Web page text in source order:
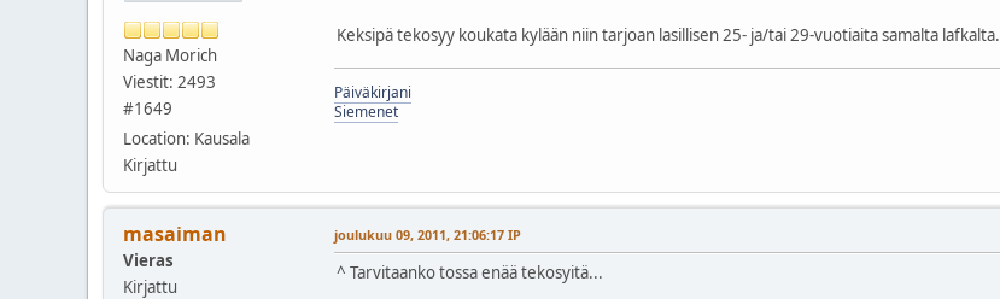
Naga Morich
Viestit: 2493
#1649
Location: Kausala
Kirjattu
Keksipä tekosyy koukata kylään niin tarjoan lasillisen 25- ja/tai 29-vuotiaita samalta lafkalta.
Päiväkirjani
Siemenet
masaiman
Vieras
Kirjattu
joulukuu 09, 2011, 21:06:17 IP
^ Tarvitaanko tossa enää tekosyitä...